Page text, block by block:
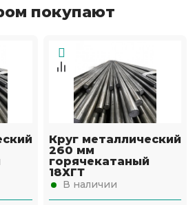
покупают
Круг металлический
260 мм
горячекатаный
18ХГТ
В наличии